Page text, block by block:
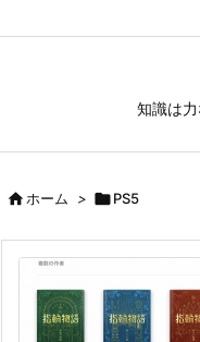
知識は力
ホーム > PS5